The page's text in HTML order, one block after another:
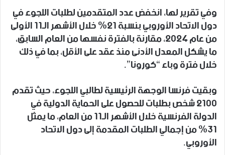
وفي تقرير لها، انخفض عدد المتقدمين لطلبات اللجوء في
دول الاتحاد الأوروبي بنسبة 21% خلال الأشهر الـ11 الأولى
من عام 2024، مقارنة بالفترة نفسها من العام السابق،
ما يشكل المعدل الأدنى منذ عقد على الأقل، بما في ذلك
خلال فترة وباء “كورونا”.
وبقيت فرنسا الوجهة الرئيسية لطالبي اللجوء، حيث تقدم
2100 شخص بطلبات للحصول على الحماية الدولية في
الدولة الفرنسية خلال الأشهر الـ11 من العام، ما يمثل
31% من إجمالي الطلبات المقدمة إلى دول الاتحاد
الأوروبي.